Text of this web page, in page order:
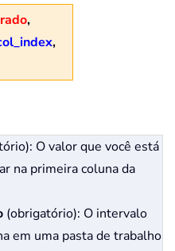
,
,
O valor que você está
na primeira coluna da
(obrigatório): O intervalo
em uma pasta de trabalho